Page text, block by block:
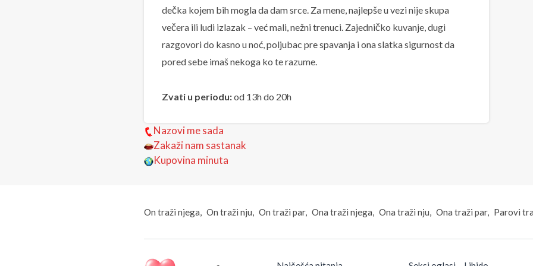
dečka kojem bih mogla da dam srce. Za mene, najlepše u vezi nije skupa
večera ili ludi izlazak – već mali, nežni trenuci. Zajedničko kuvanje, dugi
razgovori do kasno u noć, poljubac pre spavanja i ona slatka sigurnost da
pored sebe imaš nekoga ko te razume.
Zvati u periodu:od 13h do 20h
Nazovi me sada
Zakaži nam sastanak
Kupovina minuta
On traži njega On traži nju On traži par Ona traži njega Ona traži nju Ona traži par Parovi